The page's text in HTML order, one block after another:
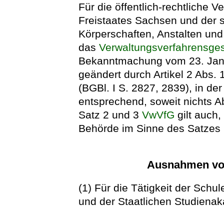
Für die öffentlich-rechtliche
Freistaates Sachsen und der
Körperschaften, Anstalten
das
Bekanntmachung vom 23.
geändert durch Artikel 2 Abs.
(BGBl. I S. 2827, 2839), in
entsprechend, soweit nichts
Satz 2 und 3VwVfG gilt auch,
Behörde im Sinne des Satzes
Ausnahmen
(1) Für die Tätigkeit der
und der Staatlichen